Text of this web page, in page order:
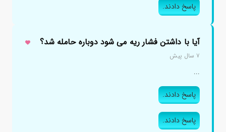
پاسخ دادند.
آیا با داشتن فشار ریه می شود دوباره حامله شد؟
۷ سال پیش
...
پاسخ دادند.
پاسخ دادند.